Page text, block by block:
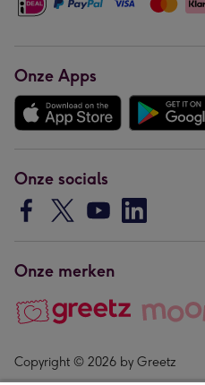
Onze Apps
Onze socials
Onze merken
Copyright © 2026 by Greetz